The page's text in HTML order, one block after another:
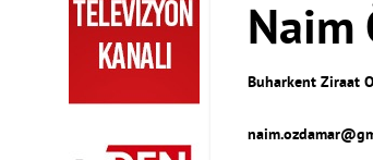
Naim
Buharkent Ziraat